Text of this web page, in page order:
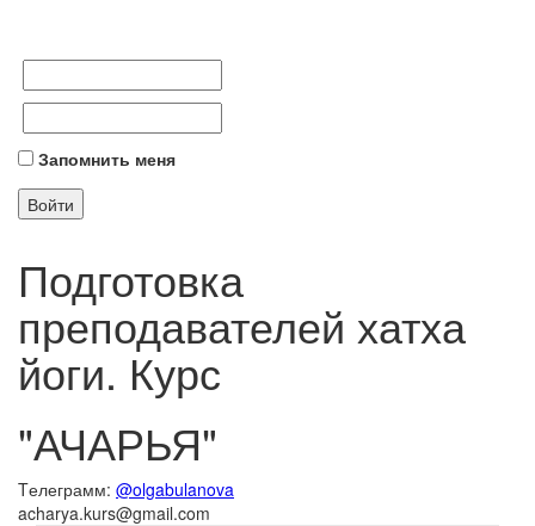
Запомнить меня
Подготовка
преподавателей хатха
йоги. Курс
"АЧАРЬЯ"
Tелеграмм: @olgabulanova
acharya.kurs@gmail.com